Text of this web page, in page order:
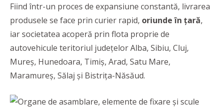
Fiind într-un proces de expansiune constantă, livrarea
produsele se face prin curier rapid, oriunde în țară,
iar societatea acoperă prin flota proprie de
autovehicule teritoriul judeţelor Alba, Sibiu, Cluj,
Mureş, Hunedoara, Timiş, Arad, Satu Mare,
Maramureş, Sălaj şi Bistriţa-Năsăud.